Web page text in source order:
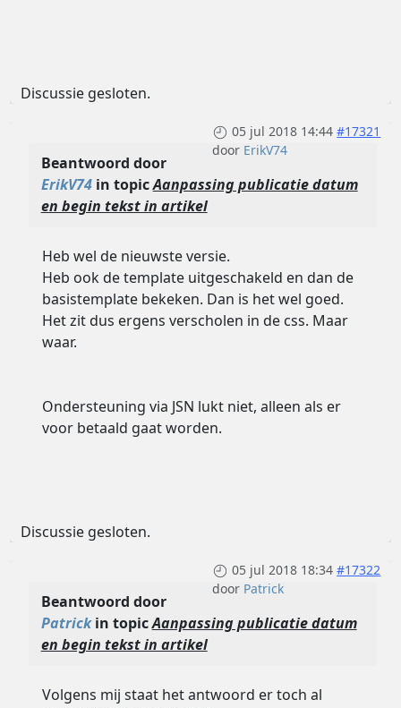
Discussie gesloten.
05 jul 2018 14:44 #17321
door ErikV74
Beantwoord door
ErikV74in topicAanpassing publicatie datum
en begin tekst in artikel
Heb wel de nieuwste versie.
Heb ook de template uitgeschakeld en dan de
basistemplate bekeken. Dan is het wel goed.
Het zit dus ergens verscholen in de css. Maar
waar.
Ondersteuning via JSN lukt niet, alleen als er
voor betaald gaat worden.
Discussie gesloten.
05 jul 2018 18:34 #17322
door Patrick
Beantwoord door
Patrickin topicAanpassing publicatie datum
en begin tekst in artikel
Volgens mij staat het antwoord er toch al